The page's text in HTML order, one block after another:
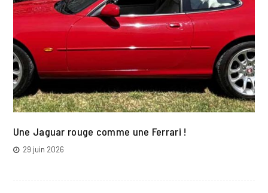
Une Jaguar rouge comme une Ferrari !
29 juin 2026